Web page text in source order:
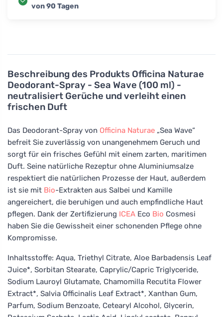
Beschreibung des Produkts Officina Naturae
Deodorant-Spray - Sea Wave (100 ml) -
neutralisiert Gerüche und verleiht einen
frischen Duft
Das Deodorant-Spray von Officina Naturae „Sea Wave“
befreit Sie zuverlässig von unangenehmem Geruch und
sorgt für ein frisches Gefühl mit einem zarten, maritimen
Duft. Seine natürliche Rezeptur ohne Aluminiumsalze
respektiert die natürlichen Prozesse der Haut, außerdem
ist sie mit Bio-Extrakten aus Salbei und Kamille
angereichert, die beruhigen und auch empfindliche Haut
pflegen. Dank der Zertifizierung ICEA Eco Bio Cosmesi
haben Sie die Gewissheit einer schonenden Pflege ohne
Kompromisse.
Inhaltsstoffe: Aqua, Triethyl Citrate, Aloe Barbadensis Leaf
Juice*, Sorbitan Stearate, Caprylic/Capric Triglyceride,
Sodium Lauroyl Glutamate, Chamomilla Recutita Flower
Extract*, Salvia Officinalis Leaf Extract*, Xanthan Gum,
Parfum, Sodium Benzoate, Cetearyl Alcohol, Glycerin,
von 90 Tagen